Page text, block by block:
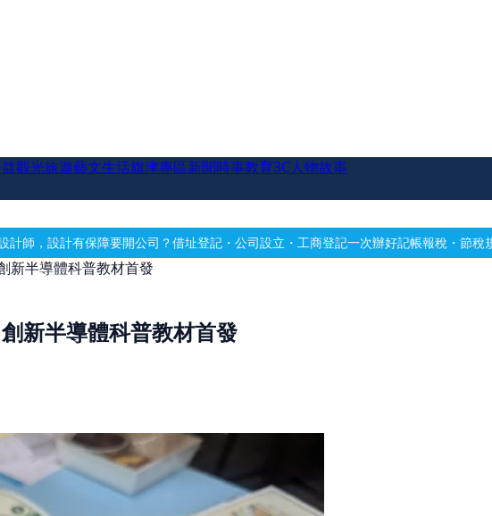
觀光旅遊藝文生活旗津專區新聞時事教育3C人物故事
要開公司？借址登記・公司設立・工商登記一次辦好 記帳報稅・節稅規劃・帳務健檢借址
新半導體科普教材首發
新半導體科普教材首發